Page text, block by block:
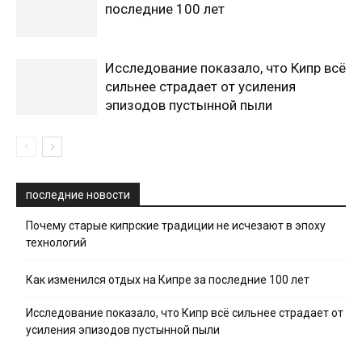
последние 100 лет
Исследование показало, что Кипр всё
сильнее страдает от усиления
эпизодов пустынной пыли
последние новости
Почему старые кипрские традиции не исчезают в эпоху
технологий
Как изменился отдых на Кипре за последние 100 лет
Исследование показало, что Кипр всё сильнее страдает от
усиления эпизодов пустынной пыли